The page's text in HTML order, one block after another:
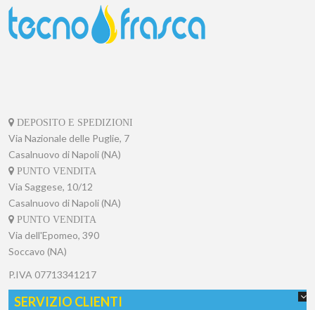
DEPOSITO E SPEDIZIONI
Via Nazionale delle Puglie, 7
Casalnuovo di Napoli (NA)
PUNTO VENDITA
Via Saggese, 10/12
Casalnuovo di Napoli (NA)
PUNTO VENDITA
Via dell'Epomeo, 390
Soccavo (NA)
P.IVA 07713341217
SERVIZIO CLIENTI